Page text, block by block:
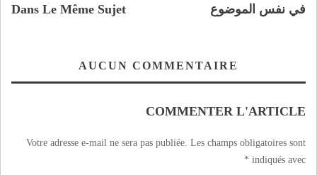
Dans Le Même Sujet في نفس الموضوع
AUCUN COMMENTAIRE
COMMENTER L'ARTICLE
Votre adresse e-mail ne sera pas publiée. Les champs obligatoires sont
indiqués avec
*